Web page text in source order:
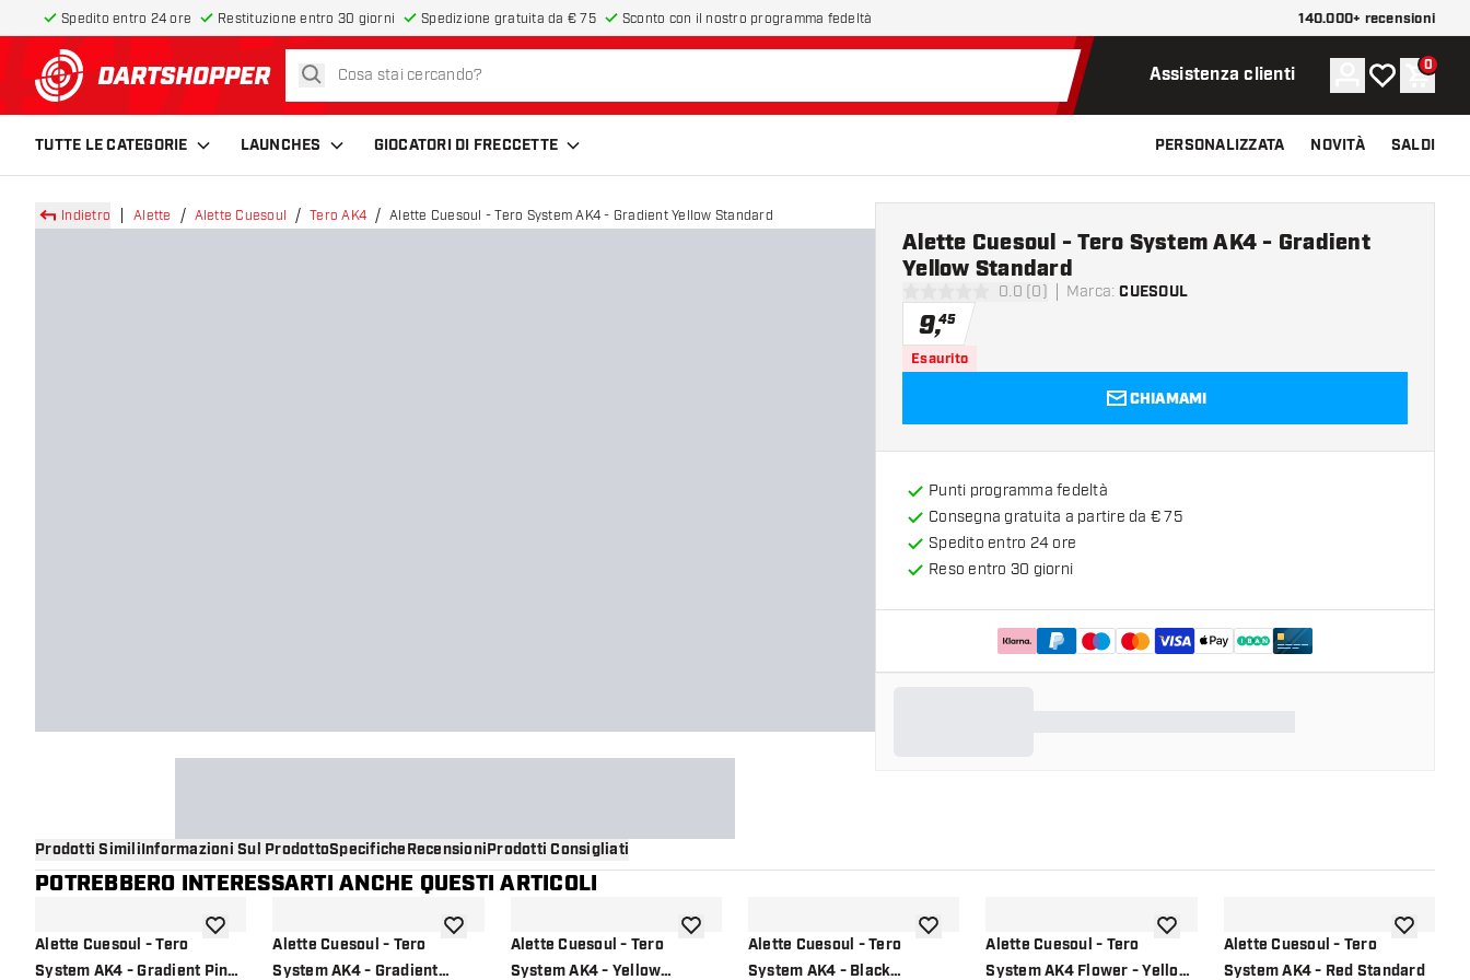
Spedito entro 24 ore Restituzione entro 30 giorni Spedizione gratuita da € 75 Sconto con il nostro programma fedeltà 140.000+ recensioni
torna alla home page
cerca Assistenza clienti Account
La mia lista
0
TUTTE LE CATEGORIE LAUNCHES GIOCATORI DI FRECCETTE PERSONALIZZATA NOVITÀ SALDI
Indietro Alette Alette Cuesoul Tero AK4 Alette Cuesoul - Tero System AK4 - Gradient Yellow Standard
0 stelle di valutazione
0.0 (0) Marca: CUESOUL
Alette Cuesoul - Tero System AK4 - Gradient
Yellow Standard
9,45
Esaurito
CHIAMAMI
Punti programma fedeltà
Consegna gratuita a partire da € 75
Spedito entro 24 ore
Reso entro 30 giorni
Prodotti SimiliInformazioni Sul ProdottoSpecificheRecensioniProdotti Consigliati
POTREBBERO INTERESSARTI ANCHE QUESTI ARTICOLI
Alette Cuesoul - Tero
System AK4 - Gradient Pink
aggiungi alla lista dei desideri
Alette Cuesoul - Tero
System AK4 - Gradient
aggiungi alla lista dei desideri
Alette Cuesoul - Tero
System AK4 - Yellow
aggiungi alla lista dei desideri
Alette Cuesoul - Tero
System AK4 - Black
aggiungi alla lista dei desideri
Alette Cuesoul - Tero
System AK4 Flower - Yellow
aggiungi alla lista dei desideri
Alette Cuesoul - Tero
System AK4 - Red Standard
aggiungi